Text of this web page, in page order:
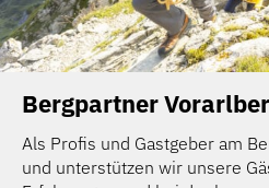
Bergpartner
Als Profis und Gastgeber am
und unterstützen wir unsere